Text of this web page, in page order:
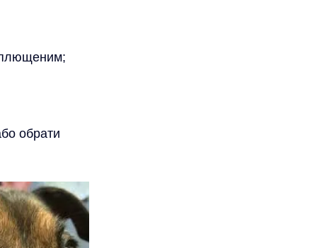
обрати